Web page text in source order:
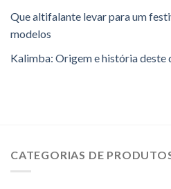
Que altifalante levar para um
modelos
Kalimba: Origem e história deste
CATEGORIAS DE